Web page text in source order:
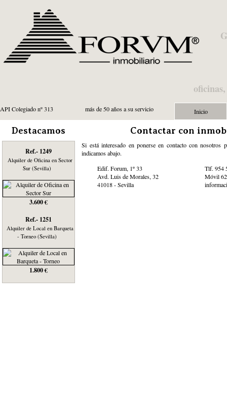
API Colegiado nº 313 más de 50 años a su servicio Inicio
Destacamos
Ref.- 1249
Alquiler de Oficina en Sector
Sur (Sevilla)
3.600 €
Ref.- 1251
Alquiler de Local en Barqueta
- Torneo (Sevilla)
1.800 €
Contactar con
Si está interesado en ponerse en contacto con nosotros
indicamos abajo.
Edif. Forum, 1º 33
Avd. Luis de Morales, 32
41018 - Sevilla
Tlf. 954
Móvil